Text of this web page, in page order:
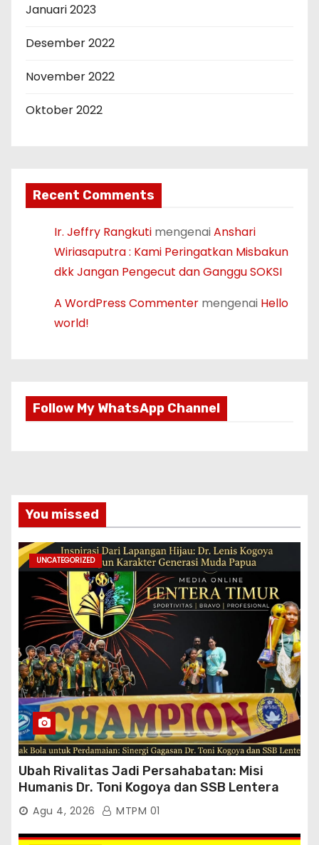
Januari 2023
Desember 2022
November 2022
Oktober 2022
Recent Comments
Ir. Jeffry Rangkuti mengenaiAnshari
Wiriasaputra : Kami Peringatkan Misbakun
dkk Jangan Pengecut dan Ganggu SOKSI
A WordPress Commenter mengenai Hello
world!
Follow My WhatsApp Channel
You missed
UNCATEGORIZED
Ubah Rivalitas Jadi Persahabatan: Misi
Humanis Dr. Toni Kogoya dan SSB Lentera
TimurAgu 4, 2026 MTPM 01